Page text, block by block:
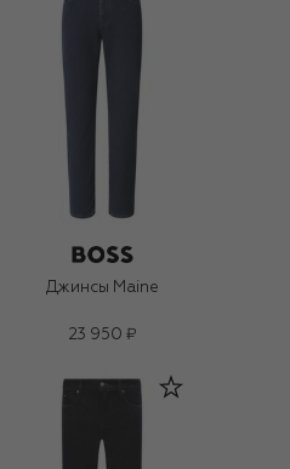
Джинсы Maine
23 950 ₽